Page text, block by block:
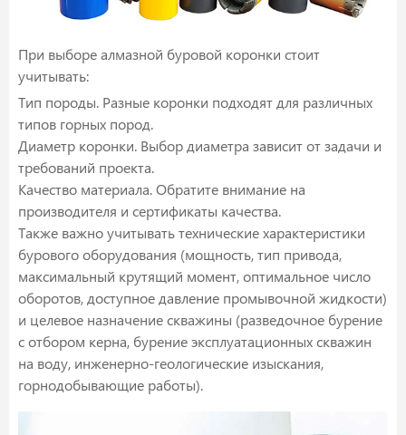
При выборе алмазной буровой коронки стоит
учитывать:
Тип породы. Разные коронки подходят для различных
типов горных пород.
Диаметр коронки. Выбор диаметра зависит от задачи и
требований проекта.
Качество материала. Обратите внимание на
производителя и сертификаты качества.
Также важно учитывать технические характеристики
бурового оборудования (мощность, тип привода,
максимальный крутящий момент, оптимальное число
оборотов, доступное давление промывочной жидкости)
и целевое назначение скважины (разведочное бурение
с отбором керна, бурение эксплуатационных скважин
на воду, инженерно-геологические изыскания,
горнодобывающие работы).